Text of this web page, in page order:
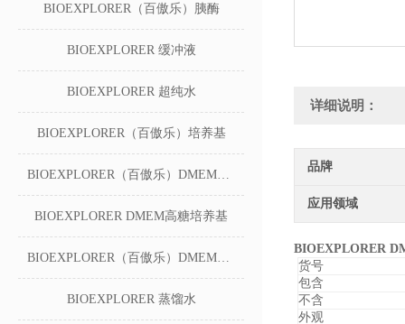
BIOEXPLORER（百傲乐）胰酶
BIOEXPLORER 缓冲液
BIOEXPLORER 超纯水
BIOEXPLORER（百傲乐）培养基
BIOEXPLORER（百傲乐）DMEM无糖培养基
BIOEXPLORER DMEM高糖培养基
BIOEXPLORER（百傲乐）DMEM低糖培养基
BIOEXPLORER 蒸馏水
详细说明：
品牌
应用领域
BIOEXPLORER
货号
包含
不含
外观